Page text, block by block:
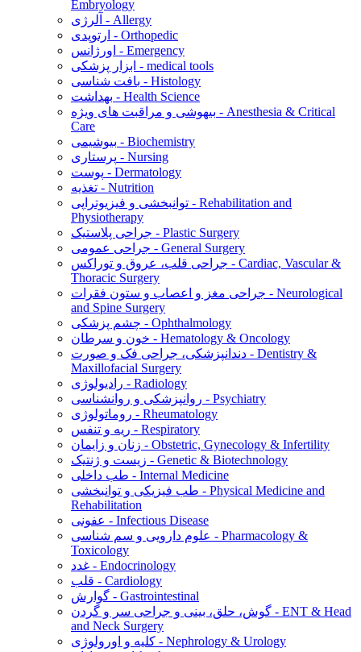
Embryology
آلرژی - Allergy
ارتوپدی - Orthopedic
اورژانس - Emergency
ابزار پزشکی - medical tools
بافت شناسی - Histology
بهداشت - Health Science
بیهوشی و مراقبت های ویژه - Anesthesia & Critical
Care
بیوشیمی - Biochemistry
پرستاری - Nursing
پوست - Dermatology
تغذیه - Nutrition
توانبخشی و فیزیوتراپی - Rehabilitation and
Physiotherapy
جراحی پلاستیک - Plastic Surgery
جراحی عمومی - General Surgery
جراحی قلب، عروق و توراکس - Cardiac, Vascular &
Thoracic Surgery
جراحی مغز و اعصاب و ستون فقرات - Neurological
and Spine Surgery
چشم پزشکی - Ophthalmology
خون و سرطان - Hematology & Oncology
دندانپزشکی، جراحی فک و صورت - Dentistry &
Maxillofacial Surgery
رادیولوژی - Radiology
روانپزشکی و روانشناسی - Psychiatry
روماتولوژی - Rheumatology
ریه و تنفس - Respiratory
زنان و زایمان - Obstetric, Gynecology & Infertility
زیست و ژنتیک - Genetic & Biotechnology
طب داخلی - Internal Medicine
طب فیزیکی و توانبخشی - Physical Medicine and
Rehabilitation
عفونی - Infectious Disease
علوم دارویی و سم شناسی - Pharmacology &
Toxicology
غدد - Endocrinology
قلب - Cardiology
گوارش - Gastrointestinal
گوش، حلق، بینی و جراحی سر و گردن - ENT & Head
and Neck Surgery
کلیه و اورولوژی - Nephrology & Urology